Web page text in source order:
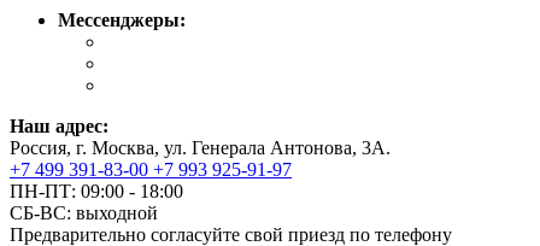
Мессенджеры:
Наш адрес:
Россия, г. Москва, ул. Генерала Антонова, 3А.
+7 499 391-83-00 +7 993 925-91-97
ПН-ПТ: 09:00 - 18:00
СБ-ВС: выходной
Предварительно согласуйте свой приезд по телефону